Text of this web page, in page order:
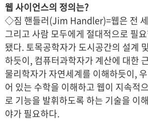
웹 사이언스의 정의는?
◇짐 핸들러(Jim Handler)=웹은 전
그리고 사람 모두에게 절대적으로 필
됐다. 토목공학자가 도시공간의 설계
하듯이, 컴퓨터과학자가 계산에 대한
물리학자가 자연세계를 이해하듯이,
어 있는 수학을 이해하고 웹이 지속적
로 기능을 발휘하도록 하는 기술을 이
야가 필요하다.